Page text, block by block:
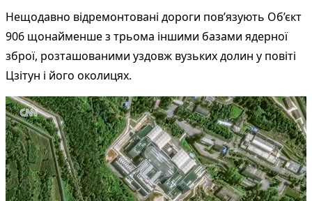
Нещодавно відремонтовані дороги пов’язують Об’єкт
906 щонайменше з трьома іншими базами ядерної
зброї, розташованими уздовж вузьких долин у повіті
Цзітун і його околицях.